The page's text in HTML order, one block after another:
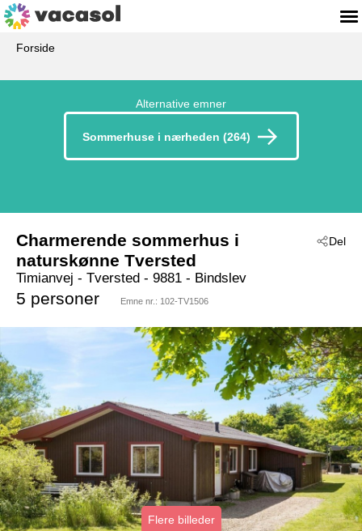
Forside
Alternative emner
Sommerhuse i nærheden (264)
Del
Charmerende sommerhus i
naturskønne Tversted
Timianvej - Tversted - 9881 - Bindslev
5 personer Emne nr.: 102-TV1506
Flere billeder